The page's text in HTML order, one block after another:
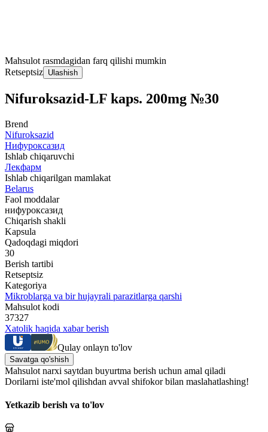
Mahsulot rasmdagidan farq qilishi mumkin
Retseptsiz Ulashish
Nifuroksazid-LF kaps. 200mg №30
Brend
Nifuroksazid
Нифуроксазид
Ishlab chiqaruvchi
Лекфарм
Ishlab chiqarilgan mamlakat
Belarus
Faol moddalar
нифуроксазид
Chiqarish shakli
Kapsula
Qadoqdagi miqdori
30
Berish tartibi
Retseptsiz
Kategoriya
Mikroblarga va bir hujayrali parazitlarga qarshi
Mahsulot kodi
37327
Xatolik haqida xabar berish
Qulay onlayn to'lov
Savatga qo'shish
Mahsulot narxi saytdan buyurtma berish uchun amal qiladi
Dorilarni iste'mol qilishdan avval shifokor bilan maslahatlashing!
Yetkazib berish va to'lov